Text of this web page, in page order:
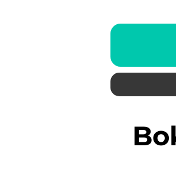
Bokföring i Boden: En Lokal